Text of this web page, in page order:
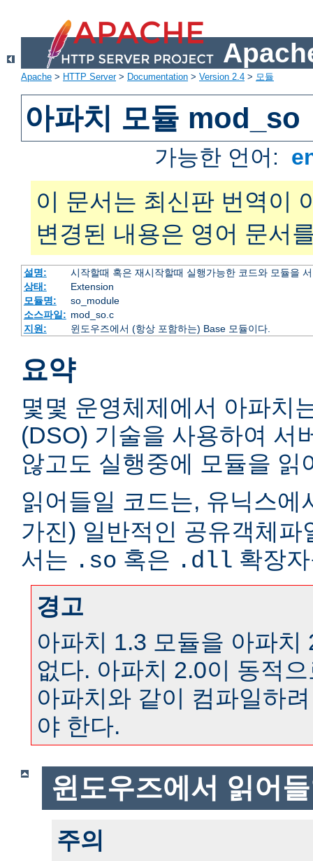
Apache > HTTP Server> Documentation > Version 2.4 > 모듈
아파치 모듈 mod_so
가능한 언어:
이 문서는 최신판 번역이
변경된 내용은 영어 문서
설명:
시작할때 혹은 재시작할때 실행가능한 코드와 모듈을
상태:
Extension
모듈명:
so_module
소스파일: mod_so.c
지원:
윈도우즈에서 (항상 포함하는) Base 모듈이다.
요약
몇몇 운영체제에서 아파치
(DSO) 기술을 사용하여 서
않고도 실행중에 모듈을 읽
읽어들일 코드는, 유닉스에
가진) 일반적인 공유객체파
서는 .so 혹은 .dll 확장
경고
아파치 1.3 모듈을 아파치
없다. 아파치 2.0이 동적
아파치와 같이 컴파일하
야 한다.
윈도우즈에서 읽어
주의